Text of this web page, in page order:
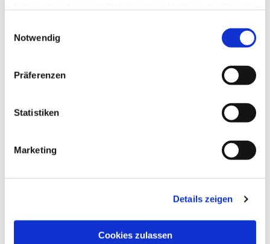
Notwendig
Präferenzen
Statistiken
Marketing
Details zeigen
Cookies zulassen
Dies könnte Sie auch